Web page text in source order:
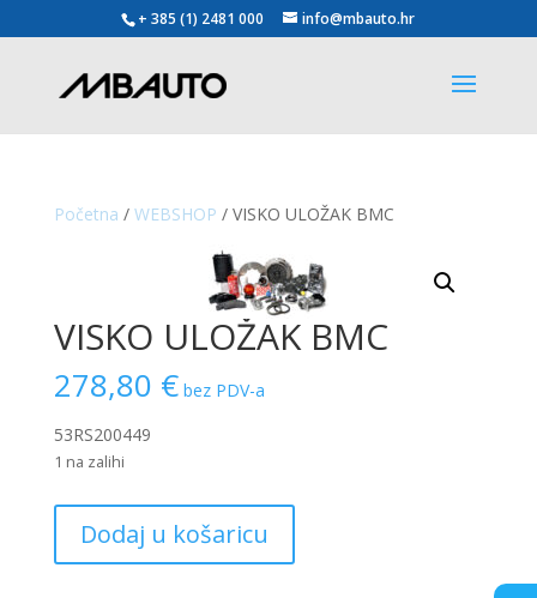
+ 385 (1) 2481 000 info@mbauto.hr
Početna / WEBSHOP / VISKO ULOŽAK BMC
VISKO ULOŽAK BMC
278,80 € bez PDV-a
53RS200449
1 na zalihi
ULOŽAK
BMC
Dodaj u košaricu